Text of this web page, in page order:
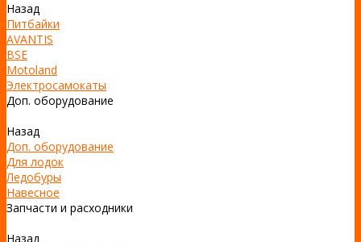
Назад
Питбайки
AVANTIS
BSE
Motoland
Электросамокаты
Доп. оборудование
Назад
Доп. оборудование
Для лодок
Ледобуры
Навесное
Запчасти и расходники
Назад